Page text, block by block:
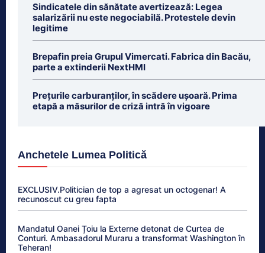
Sindicatele din sănătate avertizează: Legea
salarizării nu este negociabilă. Protestele devin
legitime
Brepafin preia Grupul Vimercati. Fabrica din Bacău,
parte a extinderii NextHMI
Prețurile carburanților, în scădere ușoară. Prima
etapă a măsurilor de criză intră în vigoare
Anchetele Lumea Politică
EXCLUSIV.Politician de top a agresat un octogenar! A
recunoscut cu greu fapta
Mandatul Oanei Țoiu la Externe detonat de Curtea de
Conturi. Ambasadorul Muraru a transformat Washington în
Teheran!